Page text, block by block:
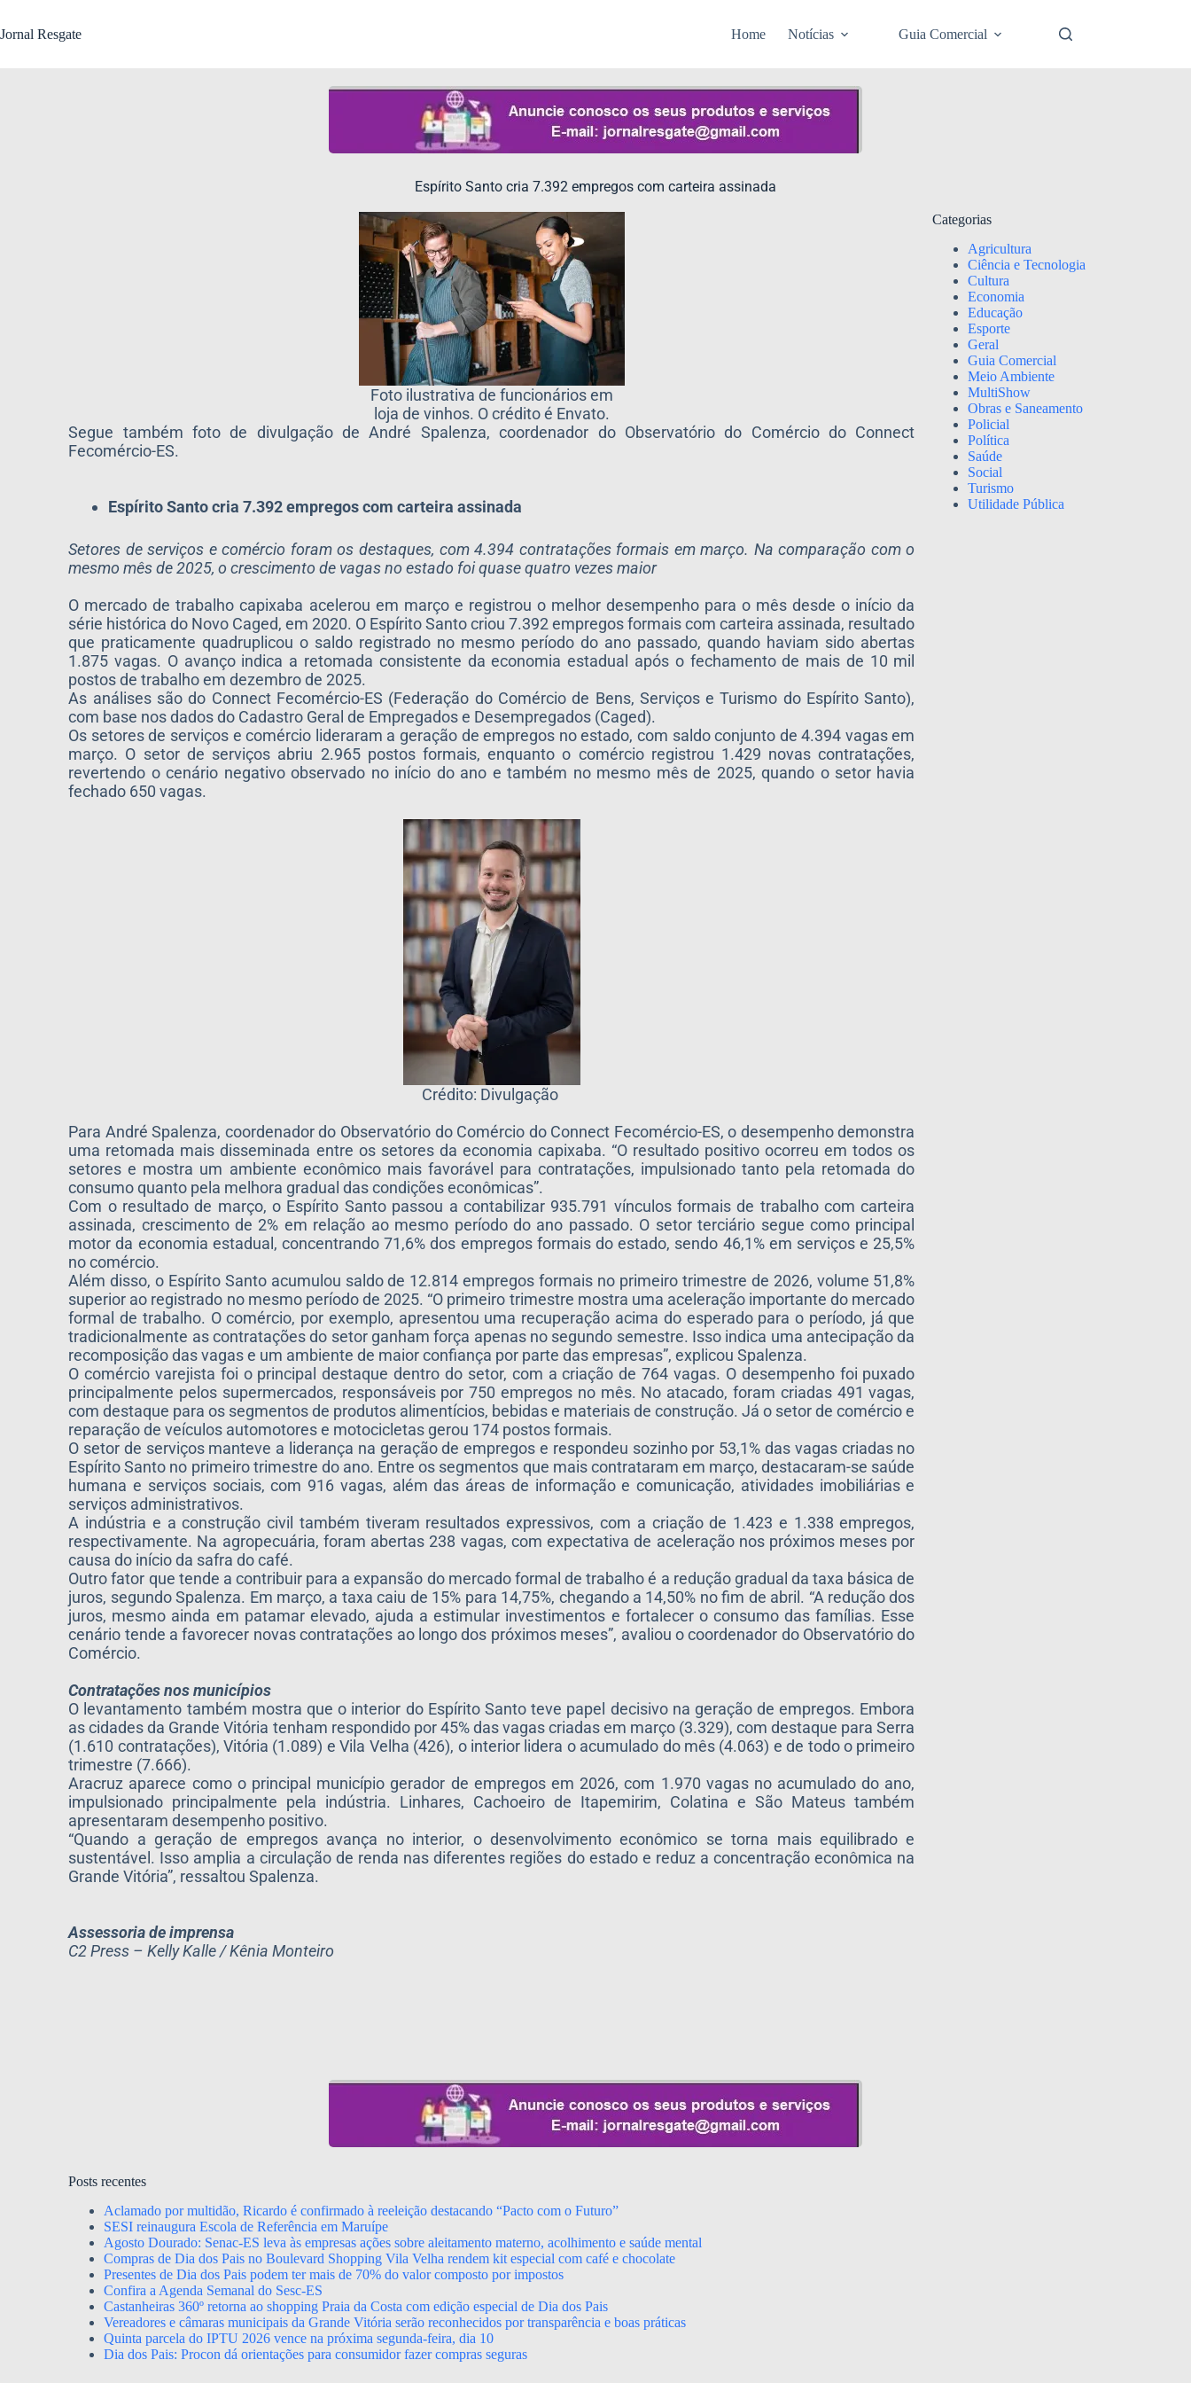
Jornal Resgate Home Notícias Guia Comercial
Espírito Santo cria 7.392 empregos com carteira assinada
Foto ilustrativa de funcionários em
loja de vinhos. O crédito é Envato.
Segue também foto de divulgação de André Spalenza, coordenador do Observatório do Comércio do Connect
Fecomércio-ES.
Espírito Santo cria 7.392 empregos com carteira assinada
Setores de serviços e comércio foram os destaques, com 4.394 contratações formais em março. Na comparação com o
mesmo mês de 2025, o crescimento de vagas no estado foi quase quatro vezes maior
O mercado de trabalho capixaba acelerou em março e registrou o melhor desempenho para o mês desde o início da
série histórica do Novo Caged, em 2020. O Espírito Santo criou 7.392 empregos formais com carteira assinada, resultado
que praticamente quadruplicou o saldo registrado no mesmo período do ano passado, quando haviam sido abertas
1.875 vagas. O avanço indica a retomada consistente da economia estadual após o fechamento de mais de 10 mil
postos de trabalho em dezembro de 2025.
As análises são do Connect Fecomércio-ES (Federação do Comércio de Bens, Serviços e Turismo do Espírito Santo),
com base nos dados do Cadastro Geral de Empregados e Desempregados (Caged).
Os setores de serviços e comércio lideraram a geração de empregos no estado, com saldo conjunto de 4.394 vagas em
março. O setor de serviços abriu 2.965 postos formais, enquanto o comércio registrou 1.429 novas contratações,
revertendo o cenário negativo observado no início do ano e também no mesmo mês de 2025, quando o setor havia
fechado 650 vagas.
Crédito: Divulgação
Para André Spalenza, coordenador do Observatório do Comércio do Connect Fecomércio-ES, o desempenho demonstra
uma retomada mais disseminada entre os setores da economia capixaba. “O resultado positivo ocorreu em todos os
setores e mostra um ambiente econômico mais favorável para contratações, impulsionado tanto pela retomada do
consumo quanto pela melhora gradual das condições econômicas”.
Com o resultado de março, o Espírito Santo passou a contabilizar 935.791 vínculos formais de trabalho com carteira
assinada, crescimento de 2% em relação ao mesmo período do ano passado. O setor terciário segue como principal
motor da economia estadual, concentrando 71,6% dos empregos formais do estado, sendo 46,1% em serviços e 25,5%
no comércio.
Além disso, o Espírito Santo acumulou saldo de 12.814 empregos formais no primeiro trimestre de 2026, volume 51,8%
superior ao registrado no mesmo período de 2025. “O primeiro trimestre mostra uma aceleração importante do mercado
formal de trabalho. O comércio, por exemplo, apresentou uma recuperação acima do esperado para o período, já que
tradicionalmente as contratações do setor ganham força apenas no segundo semestre. Isso indica uma antecipação da
recomposição das vagas e um ambiente de maior confiança por parte das empresas”, explicou Spalenza.
O comércio varejista foi o principal destaque dentro do setor, com a criação de 764 vagas. O desempenho foi puxado
principalmente pelos supermercados, responsáveis por 750 empregos no mês. No atacado, foram criadas 491 vagas,
com destaque para os segmentos de produtos alimentícios, bebidas e materiais de construção. Já o setor de comércio e
reparação de veículos automotores e motocicletas gerou 174 postos formais.
O setor de serviços manteve a liderança na geração de empregos e respondeu sozinho por 53,1% das vagas criadas no
Espírito Santo no primeiro trimestre do ano. Entre os segmentos que mais contrataram em março, destacaram-se saúde
humana e serviços sociais, com 916 vagas, além das áreas de informação e comunicação, atividades imobiliárias e
serviços administrativos.
A indústria e a construção civil também tiveram resultados expressivos, com a criação de 1.423 e 1.338 empregos,
respectivamente. Na agropecuária, foram abertas 238 vagas, com expectativa de aceleração nos próximos meses por
causa do início da safra do café.
Outro fator que tende a contribuir para a expansão do mercado formal de trabalho é a redução gradual da taxa básica de
juros, segundo Spalenza. Em março, a taxa caiu de 15% para 14,75%, chegando a 14,50% no fim de abril. “A redução dos
juros, mesmo ainda em patamar elevado, ajuda a estimular investimentos e fortalecer o consumo das famílias. Esse
cenário tende a favorecer novas contratações ao longo dos próximos meses”, avaliou o coordenador do Observatório do
Comércio.
Contratações nos municípios
O levantamento também mostra que o interior do Espírito Santo teve papel decisivo na geração de empregos. Embora
as cidades da Grande Vitória tenham respondido por 45% das vagas criadas em março (3.329), com destaque para Serra
(1.610 contratações), Vitória (1.089) e Vila Velha (426), o interior lidera o acumulado do mês (4.063) e de todo o primeiro
trimestre (7.666).
Aracruz aparece como o principal município gerador de empregos em 2026, com 1.970 vagas no acumulado do ano,
impulsionado principalmente pela indústria. Linhares, Cachoeiro de Itapemirim, Colatina e São Mateus também
apresentaram desempenho positivo.
“Quando a geração de empregos avança no interior, o desenvolvimento econômico se torna mais equilibrado e
sustentável. Isso amplia a circulação de renda nas diferentes regiões do estado e reduz a concentração econômica na
Grande Vitória”, ressaltou Spalenza.
Assessoria de imprensa
C2 Press – Kelly Kalle / Kênia Monteiro
Categorias
Agricultura
Ciência e Tecnologia
Cultura
Economia
Educação
Esporte
Geral
Guia Comercial
Meio Ambiente
MultiShow
Obras e Saneamento
Policial
Política
Saúde
Social
Turismo
Utilidade Pública
Posts recentes
Aclamado por multidão, Ricardo é confirmado à reeleição destacando “Pacto com o Futuro”
SESI reinaugura Escola de Referência em Maruípe
Agosto Dourado: Senac-ES leva às empresas ações sobre aleitamento materno, acolhimento e saúde mental
Compras de Dia dos Pais no Boulevard Shopping Vila Velha rendem kit especial com café e chocolate
Presentes de Dia dos Pais podem ter mais de 70% do valor composto por impostos
Confira a Agenda Semanal do Sesc-ES
Castanheiras 360º retorna ao shopping Praia da Costa com edição especial de Dia dos Pais
Vereadores e câmaras municipais da Grande Vitória serão reconhecidos por transparência e boas práticas
Quinta parcela do IPTU 2026 vence na próxima segunda-feira, dia 10
Dia dos Pais: Procon dá orientações para consumidor fazer compras seguras